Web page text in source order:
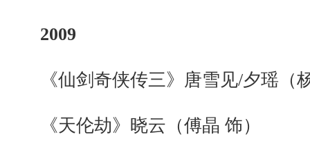
2009
《仙剑奇侠传三》唐雪见/夕瑶（
《天伦劫》晓云（傅晶 饰）